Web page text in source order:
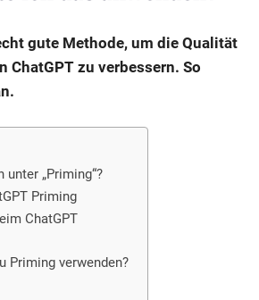
gute Methode, um die Qualität
ChatGPT zu verbessern. So
„Priming“?
Priming
ChatGPT
Priming verwenden?